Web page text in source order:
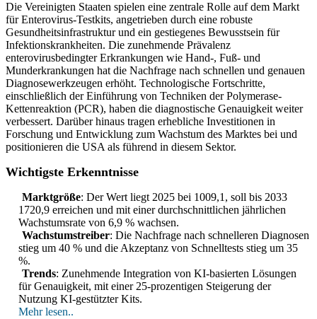
Die Vereinigten Staaten spielen eine zentrale Rolle auf dem Markt
für Enterovirus-Testkits, angetrieben durch eine robuste
Gesundheitsinfrastruktur und ein gestiegenes Bewusstsein für
Infektionskrankheiten. Die zunehmende Prävalenz
enterovirusbedingter Erkrankungen wie Hand-, Fuß- und
Munderkrankungen hat die Nachfrage nach schnellen und genauen
Diagnosewerkzeugen erhöht. Technologische Fortschritte,
einschließlich der Einführung von Techniken der Polymerase-
Kettenreaktion (PCR), haben die diagnostische Genauigkeit weiter
verbessert. Darüber hinaus tragen erhebliche Investitionen in
Forschung und Entwicklung zum Wachstum des Marktes bei und
positionieren die USA als führend in diesem Sektor.
Wichtigste Erkenntnisse
Marktgröße: Der Wert liegt 2025 bei 1009,1, soll bis 2033
1720,9 erreichen und mit einer durchschnittlichen jährlichen
Wachstumsrate von 6,9 % wachsen.
Wachstumstreiber: Die Nachfrage nach schnelleren Diagnosen
stieg um 40 % und die Akzeptanz von Schnelltests stieg um 35
%.
Trends: Zunehmende Integration von KI-basierten Lösungen
für Genauigkeit, mit einer 25-prozentigen Steigerung der
Nutzung KI-gestützter Kits.
Mehr lesen..